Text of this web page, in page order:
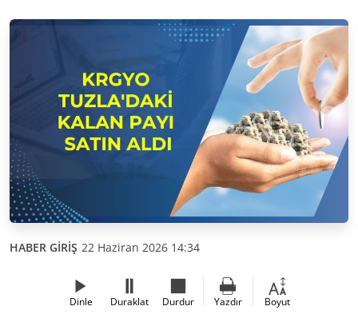
HABER GİRİŞ 22 Haziran 2026 14:34
Dinle Duraklat Durdur Yazdır Boyut